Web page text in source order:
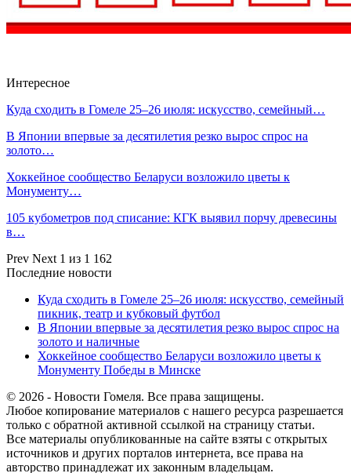
Интересное
Куда сходить в Гомеле 25–26 июля: искусство, семейный…
В Японии впервые за десятилетия резко вырос спрос на
золото…
Хоккейное сообщество Беларуси возложило цветы к
Монументу…
105 кубометров под списание: КГК выявил порчу древесины
в…
Prev Next 1 из 1 162
Последние новости
Куда сходить в Гомеле 25–26 июля: искусство, семейный
пикник, театр и кубковый футбол
В Японии впервые за десятилетия резко вырос спрос на
золото и наличные
Хоккейное сообщество Беларуси возложило цветы к
Монументу Победы в Минске
© 2026 - Новости Гомеля. Все права защищены.
Любое копирование материалов с нашего ресурса разрешается
только с обратной активной ссылкой на страницу статьи.
Все материалы опубликованные на сайте взяты с открытых
источников и других порталов интернета, все права на
авторство принадлежат их законным владельцам.